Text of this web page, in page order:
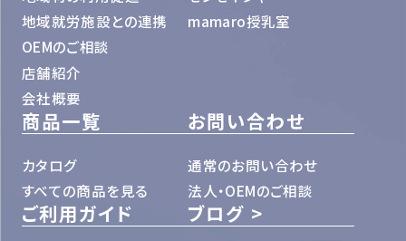
地域就労施設との連携
OEMのご相談
店舗紹介
会社概要
mamaro授乳室
商品一覧
カタログ
すべての商品を見る
お問い合わせ
通常のお問い合わせ
法人・OEMのご相談
ご利用ガイド ブログ